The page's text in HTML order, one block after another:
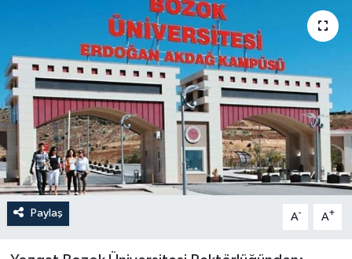
Paylaş A- A+
Kpss - Sınav